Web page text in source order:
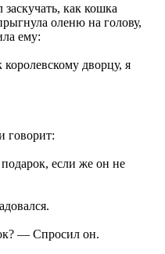
как кошка
оленю на голову,
ему:
дворцу, я
говорит:
если же он не
— Спросил он.